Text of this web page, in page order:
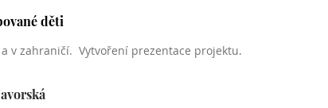
děti
v zahraničí. Vytvoření prezentace projektu.